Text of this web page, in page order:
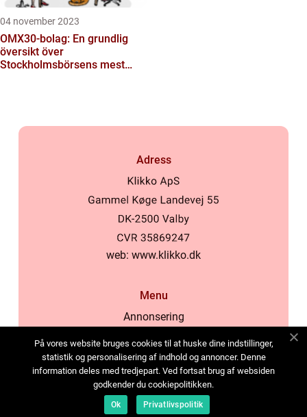
04 november 2023
OMX30-bolag: En grundlig
översikt över
Stockholmsbörsens mest
Adress
web: www.klikko.dk
Menu
Annonsering
Cookies
Kontakta oss
Sitemap
På vores website bruges cookies til at huske dine indstillinger,
statistik og personalisering af indhold og annoncer. Denne
information deles med tredjepart. Ved fortsat brug af websiden
godkender du cookiepolitikken.
Ok Privatlivspolitik